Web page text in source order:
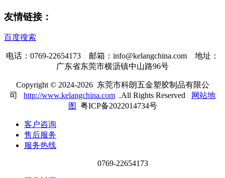
友情链接：
百度搜索
电话：0769-22654173 邮箱：info@kelangchina.com 地址：
广东省东莞市横沥镇中山路96号
Copyright © 2024-2026 东莞市科朗五金塑胶制品有限公
司 http://www.kelangchina.com .All Rights Reserved
网站地
图 粤ICP备2022014734号
客户咨询
售后服务
服务热线
0769-22654173